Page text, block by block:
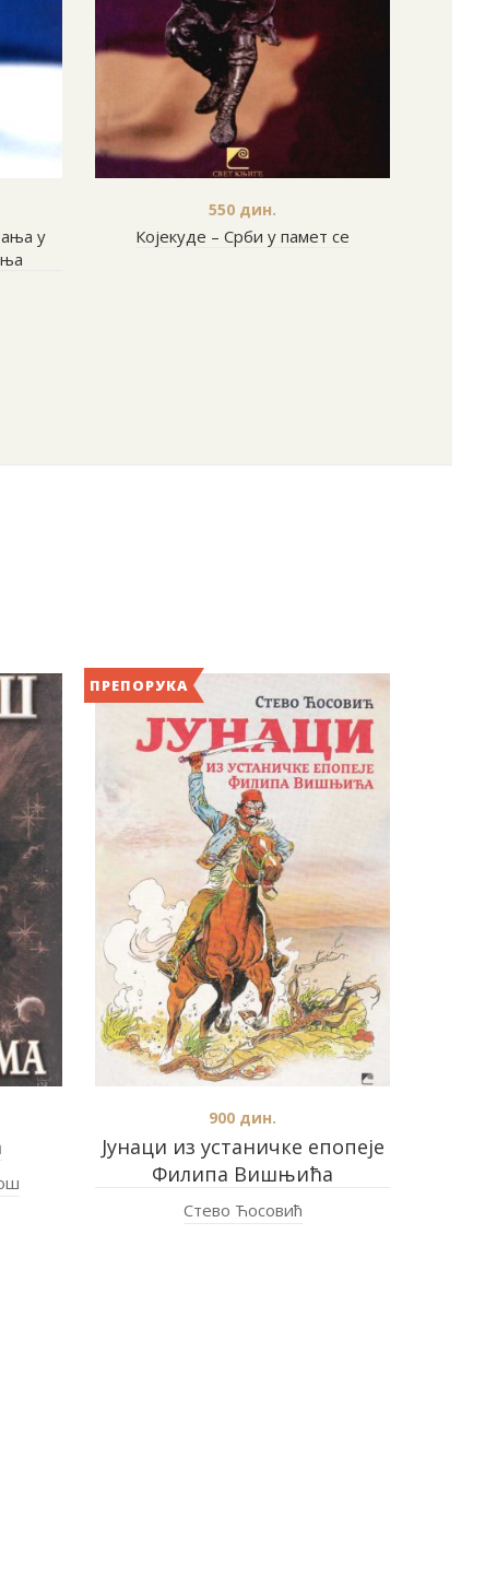
у
Којекуде – Срби у памет се
550 дин.
ПРЕПОРУКА
Јунаци из устаничке епопеје
Филипа Вишњића
900 дин.
Стево Ћосовић